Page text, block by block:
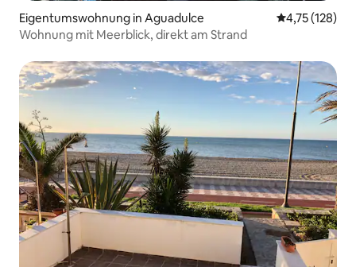
Eigentumswohnung in Aguadulce
4,75 (128)
Wohnung mit Meerblick, direkt am Strand